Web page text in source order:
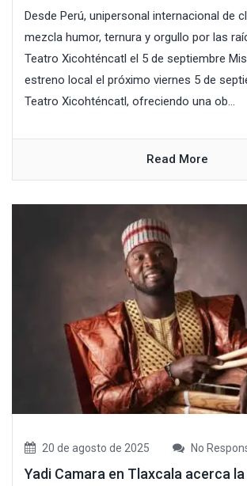
Desde Perú, unipersonal internacional de
mezcla humor, ternura y orgullo por las
Teatro Xicohténcatl el 5 de septiembre
estreno local el próximo viernes 5 de
Teatro Xicohténcatl, ofreciendo una ob...
Read More
20 de agosto de 2025 No
Yadi Camara en Tlaxcala acerca